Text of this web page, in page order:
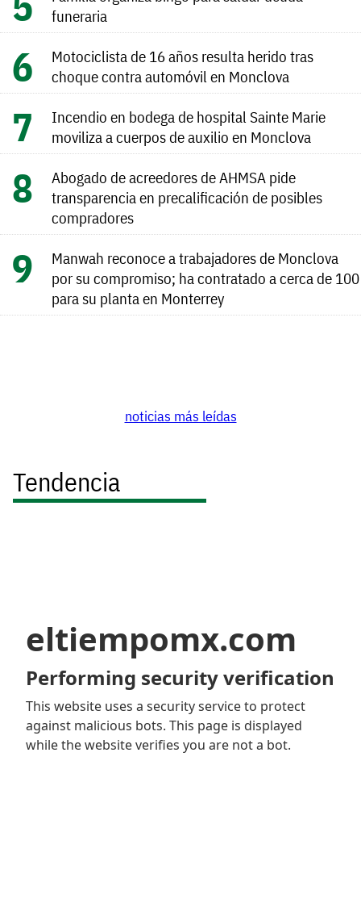
funeraria
Motociclista de 16 años resulta herido tras
choque contra automóvil en Monclova
Incendio en bodega de hospital Sainte Marie
moviliza a cuerpos de auxilio en Monclova
Abogado de acreedores de AHMSA pide
transparencia en precalificación de posibles
compradores
Manwah reconoce a trabajadores de Monclova
por su compromiso; ha contratado a cerca de 100
para su planta en Monterrey
noticias más leídas
Tendencia